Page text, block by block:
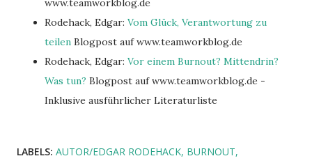
Rodehack, Edgar: Vom Glück, Verantwortung zu
teilen Blogpost auf www.teamworkblog.de
Rodehack, Edgar: Vor einem Burnout? Mittendrin?
Was tun? Blogpost auf www.teamworkblog.de -
Inklusive ausführlicher Literaturliste
LABELS: AUTOR/EDGAR RODEHACK BURNOUT